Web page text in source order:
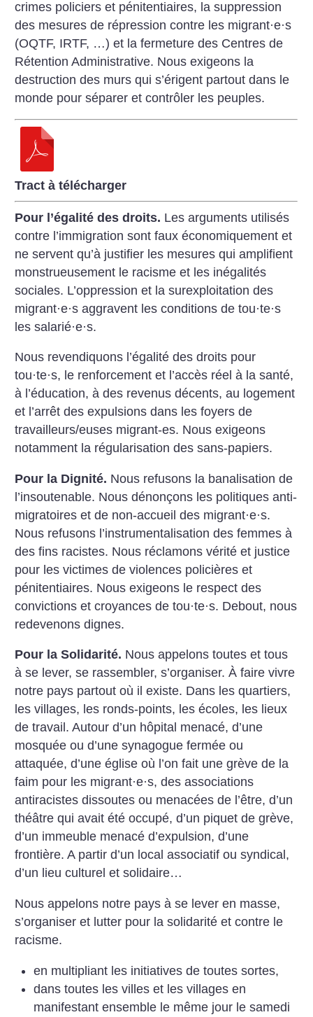
crimes policiers et pénitentiaires, la suppression
des mesures de répression contre les migrant·e·s
(OQTF, IRTF, …) et la fermeture des Centres de
Rétention Administrative. Nous exigeons la
destruction des murs qui s’érigent partout dans le
monde pour séparer et contrôler les peuples.
Tract à télécharger
Pour l’égalité des droits. Les arguments utilisés
contre l’immigration sont faux économiquement et
ne servent qu’à justifier les mesures qui amplifient
monstrueusement le racisme et les inégalités
sociales. L’oppression et la surexploitation des
migrant·e·s aggravent les conditions de tou·te·s
les salarié·e·s.
Nous revendiquons l’égalité des droits pour
tou·te·s, le renforcement et l’accès réel à la santé,
à l’éducation, à des revenus décents, au logement
et l’arrêt des expulsions dans les foyers de
travailleurs/euses migrant-es. Nous exigeons
notamment la régularisation des sans-papiers.
Pour la Dignité. Nous refusons la banalisation de
l’insoutenable. Nous dénonçons les politiques anti-
migratoires et de non-accueil des migrant·e·s.
Nous refusons l’instrumentalisation des femmes à
des fins racistes. Nous réclamons vérité et justice
pour les victimes de violences policières et
pénitentiaires. Nous exigeons le respect des
convictions et croyances de tou·te·s. Debout, nous
redevenons dignes.
Pour la Solidarité. Nous appelons toutes et tous
à se lever, se rassembler, s’organiser. À faire vivre
notre pays partout où il existe. Dans les quartiers,
les villages, les ronds-points, les écoles, les lieux
de travail. Autour d’un hôpital menacé, d’une
mosquée ou d’une synagogue fermée ou
attaquée, d’une église où l’on fait une grève de la
faim pour les migrant·e·s, des associations
antiracistes dissoutes ou menacées de l’être, d’un
théâtre qui avait été occupé, d’un piquet de grève,
d’un immeuble menacé d’expulsion, d’une
frontière. A partir d’un local associatif ou syndical,
d’un lieu culturel et solidaire…
Nous appelons notre pays à se lever en masse,
s’organiser et lutter pour la solidarité et contre le
racisme.
en multipliant les initiatives de toutes sortes,
dans toutes les villes et les villages en
manifestant ensemble le même jour le samedi